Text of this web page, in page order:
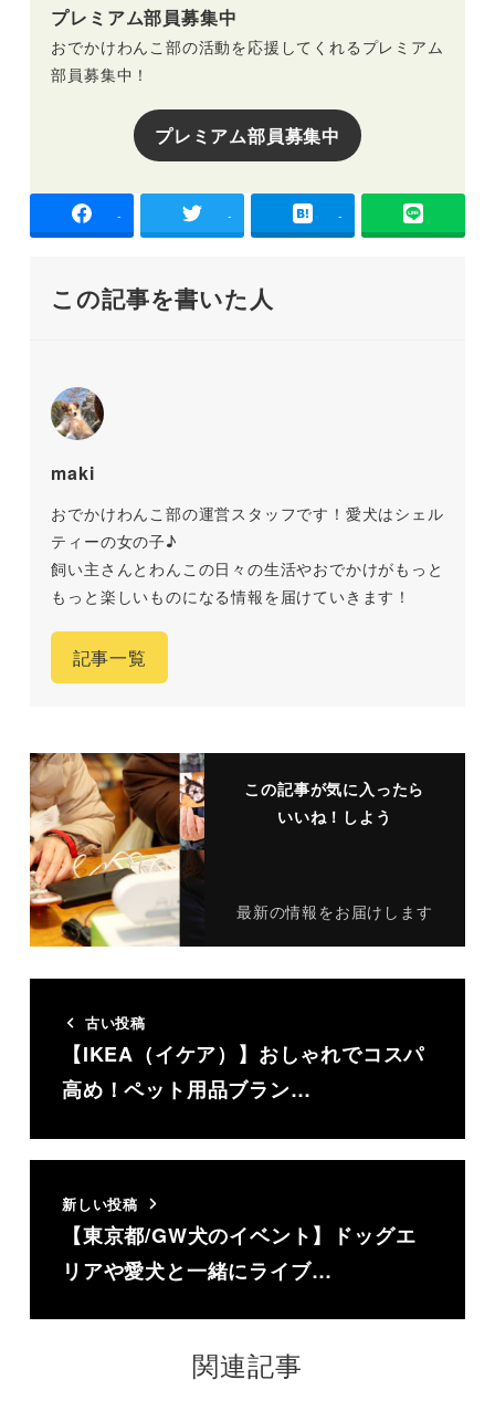
プレミアム部員募集中
おでかけわんこ部の活動を応援してくれるプレミアム
部員募集中！
プレミアム部員募集中
- - -
この記事を書いた人
maki
おでかけわんこ部の運営スタッフです！愛犬はシェル
ティーの女の子♪
飼い主さんとわんこの日々の生活やおでかけがもっと
もっと楽しいものになる情報を届けていきます！
記事一覧
この記事が気に入ったら
いいね！しよう
最新の情報をお届けします
古い投稿
【IKEA（イケア）】おしゃれでコスパ
高め！ペット用品ブラン…
新しい投稿
【東京都/GW犬のイベント】ドッグエ
リアや愛犬と一緒にライブ…
関連記事